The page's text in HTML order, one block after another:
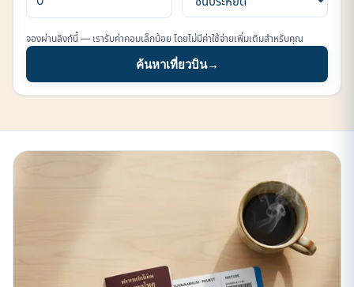
จองผ่านลิงก์นี้ — เรารับค่าคอมเล็กน้อย โดยไม่มีค่าใช้จ่ายเพิ่มเติมสำหรับคุณ
ค้นหาเที่ยวบิน→